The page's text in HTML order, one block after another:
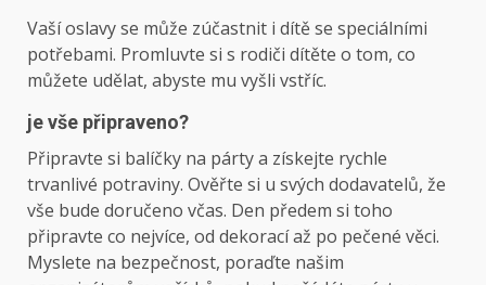
Vaší oslavy se může zúčastnit i dítě se speciálními
potřebami. Promluvte si s rodiči dítěte o tom, co
můžete udělat, abyste mu vyšli vstříc.
je vše připraveno?
Připravte si balíčky na párty a získejte rychle
trvanlivé potraviny. Ověřte si u svých dodavatelů, že
vše bude doručeno včas. Den předem si toho
připravte co nejvíce, od dekorací až po pečené věci.
Myslete na bezpečnost, poraďte našim